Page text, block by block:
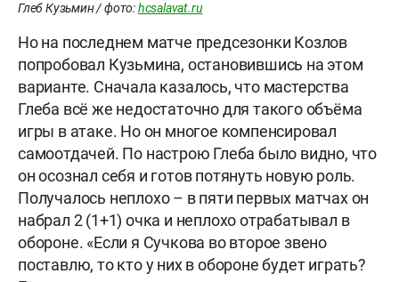
Глеб Кузьмин / фото:hcsalavat.ru
Но на последнем матче предсезонки Козлов
попробовал Кузьмина, остановившись на этом
варианте. Сначала казалось, что мастерства
Глеба всё же недостаточно для такого объёма
игры в атаке. Но он многое компенсировал
самоотдачей. По настрою Глеба было видно, что
он осознал себя и готов потянуть новую роль.
Получалось неплохо – в пяти первых матчах он
набрал 2 (1+1) очка и неплохо отрабатывал в
обороне. «Если я Сучкова во второе звено
поставлю, то кто у них в обороне будет играть?